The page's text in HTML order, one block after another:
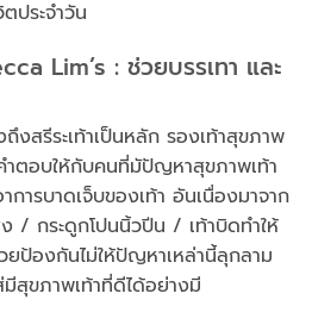
ประจำวัน
Lim’s : ช่วยบรรเทา และ
งสรีระเท้าเป็นหลัก รองเท้าสุขภาพ
ตอบให้กับคนที่มัปัญหาสุขภาพเท้า
าการบาดเจ็บของเท้า อันเนื่องมาจาก
/ กระดูกโปนนิ้วปีน / เท้าบิดทำให้
ยป้องกันไม่ให้ปัญหาเหล่านี้ลุกลาม
มีสุขภาพเท้าที่ดีได้อย่างมี